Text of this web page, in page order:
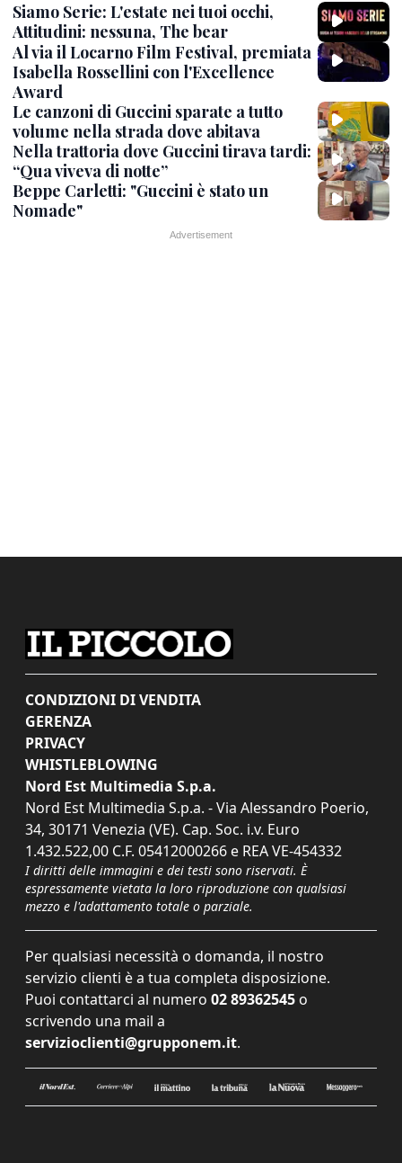
Siamo Serie: L'estate nei tuoi occhi,
Attitudini: nessuna, The bear
Al via il Locarno Film Festival, premiata
Isabella Rossellini con l'Excellence
Award
Le canzoni di Guccini sparate a tutto
volume nella strada dove abitava
Nella trattoria dove Guccini tirava tardi:
“Qua viveva di notte”
Beppe Carletti: "Guccini è stato un
Nomade"
CONDIZIONI DI VENDITA
GERENZA
PRIVACY
WHISTLEBLOWING
Nord Est Multimedia S.p.a.
Nord Est Multimedia S.p.a. - Via Alessandro Poerio,
34, 30171 Venezia (VE). Cap. Soc. i.v. Euro
1.432.522,00 C.F. 05412000266 e REA VE-454332
I diritti delle immagini e dei testi sono riservati. È
espressamente vietata la loro riproduzione con qualsiasi
mezzo e l'adattamento totale o parziale.
Per qualsiasi necessità o domanda, il nostro
servizio clienti è a tua completa disposizione.
Puoi contattarci al numero 02 89362545 o
scrivendo una mail a
servizioclienti@grupponem.it.